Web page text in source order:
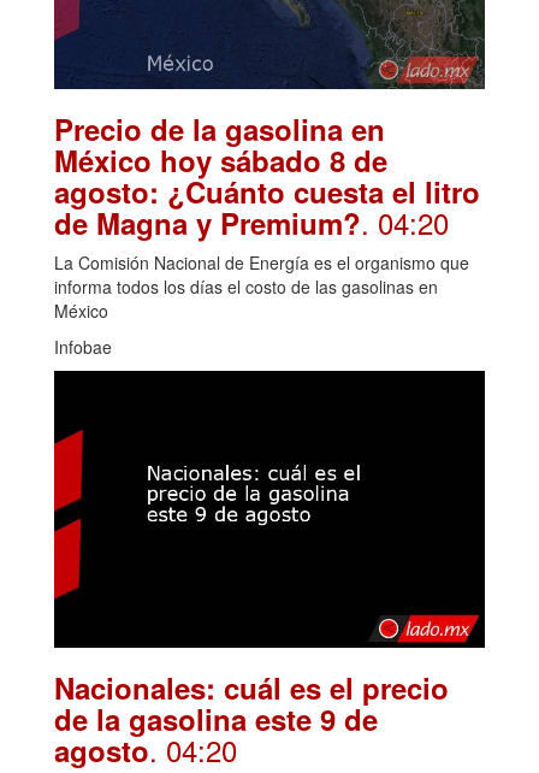
Precio de la gasolina en
México hoy sábado 8 de
agosto: ¿Cuánto cuesta el litro
de Magna y Premium?. 04:20
La Comisión Nacional de Energía es el organismo que
informa todos los días el costo de las gasolinas en
México
Infobae
Nacionales: cuál es el precio
de la gasolina este 9 de
agosto. 04:20